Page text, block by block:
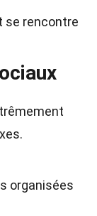
se rencontre
organisées